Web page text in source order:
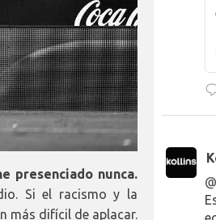
presenciado nunca.
Si el racismo y la
más difícil de aplacar.